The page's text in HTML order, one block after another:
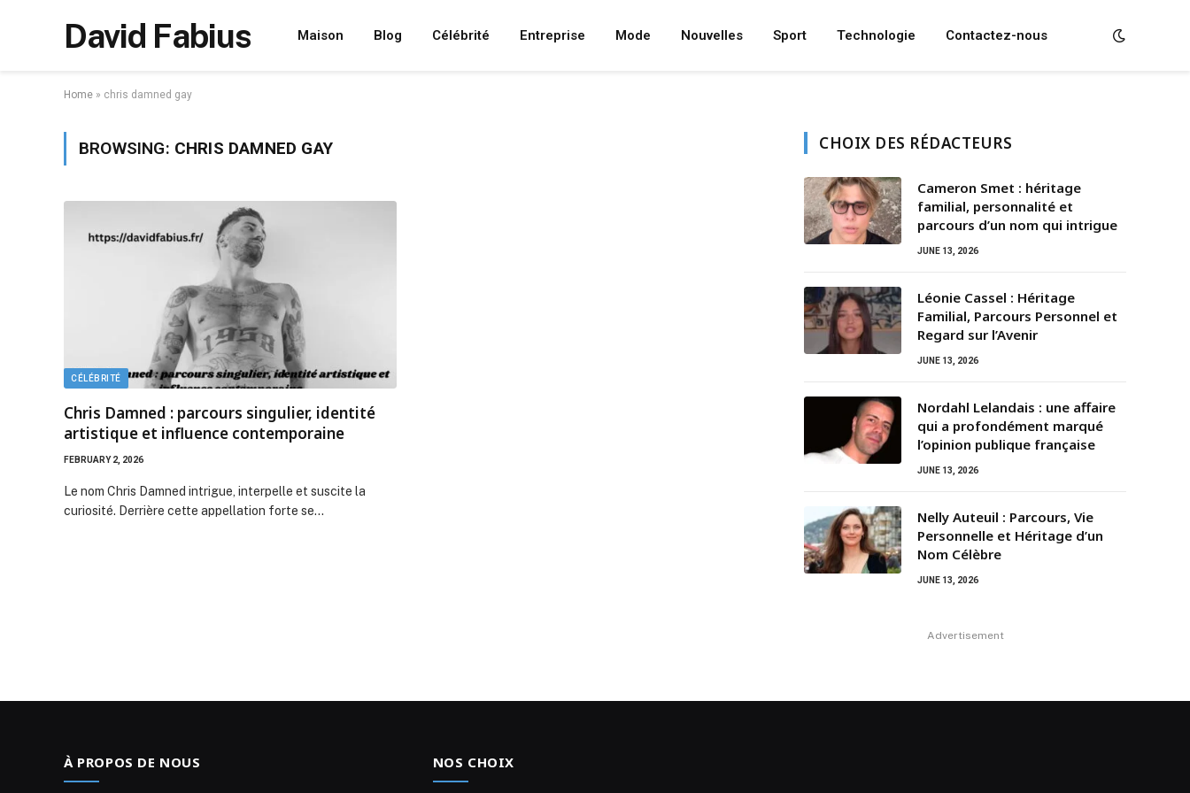
David Fabius Maison Blog Célébrité Entreprise Mode Nouvelles Sport Technologie Contactez-nous
Home » chris damned gay
BROWSING: CHRIS DAMNED GAY
CÉLÉBRITÉ
Chris Damned : parcours singulier, identité
artistique et influence contemporaine
FEBRUARY 2, 2026
Le nom Chris Damned intrigue, interpelle et suscite la
curiosité. Derrière cette appellation forte se…
CHOIX DES RÉDACTEURS
Cameron Smet : héritage
familial, personnalité et
parcours d’un nom qui intrigue
JUNE 13, 2026
Léonie Cassel : Héritage
Familial, Parcours Personnel et
Regard sur l’Avenir
JUNE 13, 2026
Nordahl Lelandais : une affaire
qui a profondément marqué
l’opinion publique française
JUNE 13, 2026
Nelly Auteuil : Parcours, Vie
Personnelle et Héritage d’un
Nom Célèbre
JUNE 13, 2026
Advertisement
À PROPOS DE NOUS NOS CHOIX